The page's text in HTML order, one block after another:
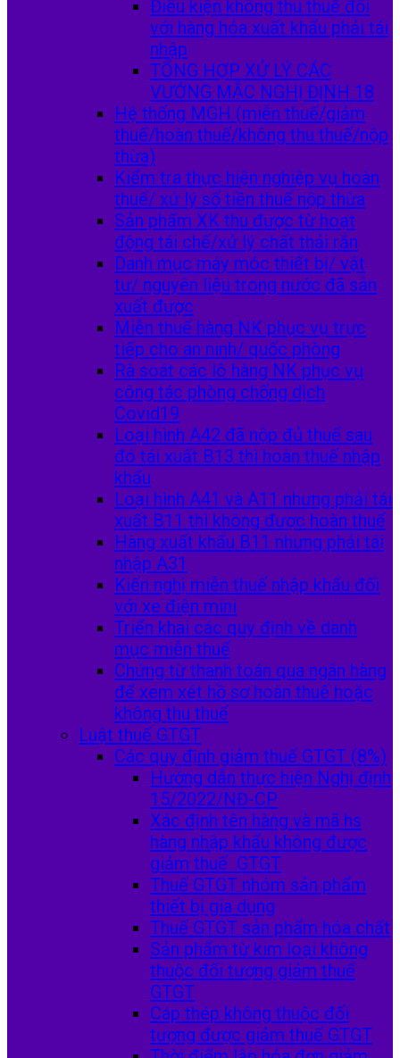
Điều kiện không thu thuế đối
với hàng hóa xuất khẩu phải tái
nhập
TỔNG HỢP XỬ LÝ CÁC
VƯỚNG MẮC NGHỊ ĐỊNH 18
Hệ thống MGH (miễn thuế/giảm
thuế/hoàn thuế/không thu thuế/nộp
thừa)
Kiểm tra thực hiện nghiệp vụ hoàn
thuế/ xử lý số tiền thuế nộp thừa
Sản phẩm XK thu được từ hoạt
động tái chế/xử lý chất thải rắn
Danh mục máy móc thiết bị/ vật
tư/ nguyên liệu trong nước đã sản
xuất được
Miễn thuế hàng NK phục vụ trực
tiếp cho an ninh/ quốc phòng
Rà soát các lô hàng NK phục vụ
công tác phòng chống dịch
Covid19
Loại hình A42 đã nộp đủ thuế sau
đó tái xuất B13 thì hoàn thuế nhập
khẩu
Loại hình A41 và A11 nhưng phải tái
xuất B11 thì không được hoàn thuế
Hàng xuất khẩu B11 nhưng phải tái
nhập A31
Kiến nghị miễn thuế nhập khẩu đối
với xe điện mini
Triển khai các quy định về danh
mục miễn thuế
Chứng từ thanh toán qua ngân hàng
để xem xét hồ sơ hoàn thuế hoặc
không thu thuế
Luật thuế GTGT
Các quy định giảm thuế GTGT (8%)
Hướng dẫn thực hiện Nghị định
15/2022/NĐ-CP
Xác định tên hàng và mã hs
hàng nhập khẩu không được
giảm thuế GTGT
Thuế GTGT nhóm sản phẩm
thiết bị gia dụng
Thuế GTGT sản phẩm hóa chất
Sản phẩm từ kim loại không
thuộc đối tượng giảm thuế
GTGT
Cáp thép không thuộc đối
tượng được giảm thuế GTGT